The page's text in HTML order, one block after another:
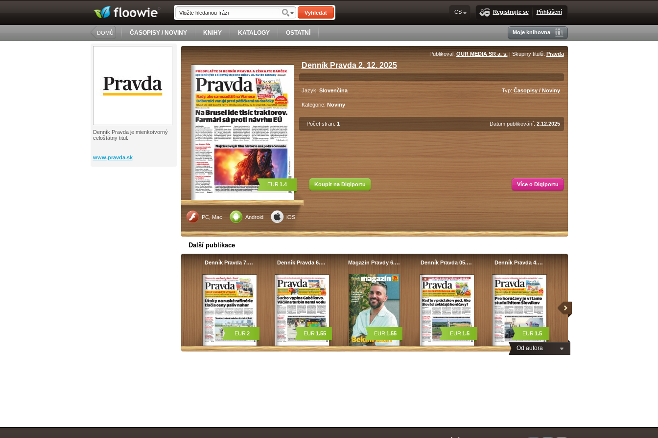
Vyhledat Registrujte se Přihlášení
CS
DOMŮ ČASOPISY / NOVINY KNIHY KATALOGY OSTATNÍ Moje knihovna
Denník Pravda je mienkotvorný
celoštátny titul.
www.pravda.sk
PC, Mac Android iOS
EUR 1.4
Publikoval: OUR MEDIA SR a. s.| Skupiny titulů: Pravda
Denník Pravda 2. 12. 2025
Jazyk: Slovenčina Typ: Časopisy / Noviny
Kategorie: Noviny
Počet stran: 1 Datum publikování: 2.12.2025
Koupit na Digiportu Více o Digiportu
Další publikace
Od autora
Denník Pravda 7.…
EUR 2
Denník Pravda 6.…
EUR 1.55
Magazin Pravdy 6.…
EUR 1.55
Denník Pravda 05.…
EUR 1.5
Denník Pravda 4.…
EUR 1.5